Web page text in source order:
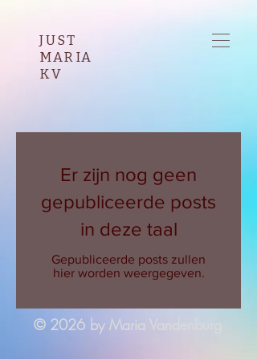
JUST
MARIA
KV
Er zijn nog geen
gepubliceerde posts
in deze taal
Gepubliceerde posts zullen
hier worden weergegeven.
© 2026 by Maria Vandenburg